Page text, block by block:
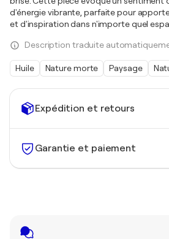
Expédition et retours
Garantie et paiement
d'énergie vibrante, parfaite pour
et d'inspiration dans n'importe quel
Description traduite
Huile Nature morte Paysage